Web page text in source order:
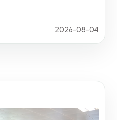
2026-08-04